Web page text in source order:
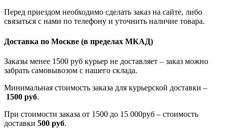
Перед приездом необходимо сделать заказ на сайте, либо
связаться с нами по телефону и уточнить наличие товара.
Доставка по Москве (в пределах МКАД)
Заказы менее 1500 руб курьер не доставляет – заказ можно
забрать самовывозом с нашего склада.
Минимальная стоимость заказа для курьерской доставки –
1500 руб.
При стоимости заказа от 1500 до 15 000руб – стоимость
доставки 500 руб.